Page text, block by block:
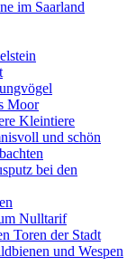
im Saarland
Moor
Kleintiere
und schön
bei den
Nulltarif
Toren der Stadt
und Wespen